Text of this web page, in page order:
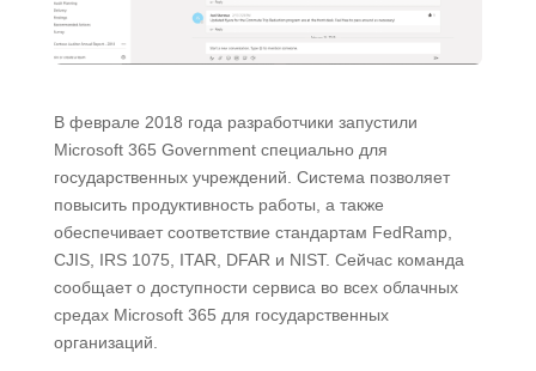
В феврале 2018 года разработчики запустили
Microsoft 365 Government специально для
государственных учреждений. Система позволяет
повысить продуктивность работы, а также
обеспечивает соответствие стандартам FedRamp,
CJIS, IRS 1075, ITAR, DFAR и NIST. Сейчас команда
сообщает о доступности сервиса во всех облачных
средах Microsoft 365 для государственных
организаций.